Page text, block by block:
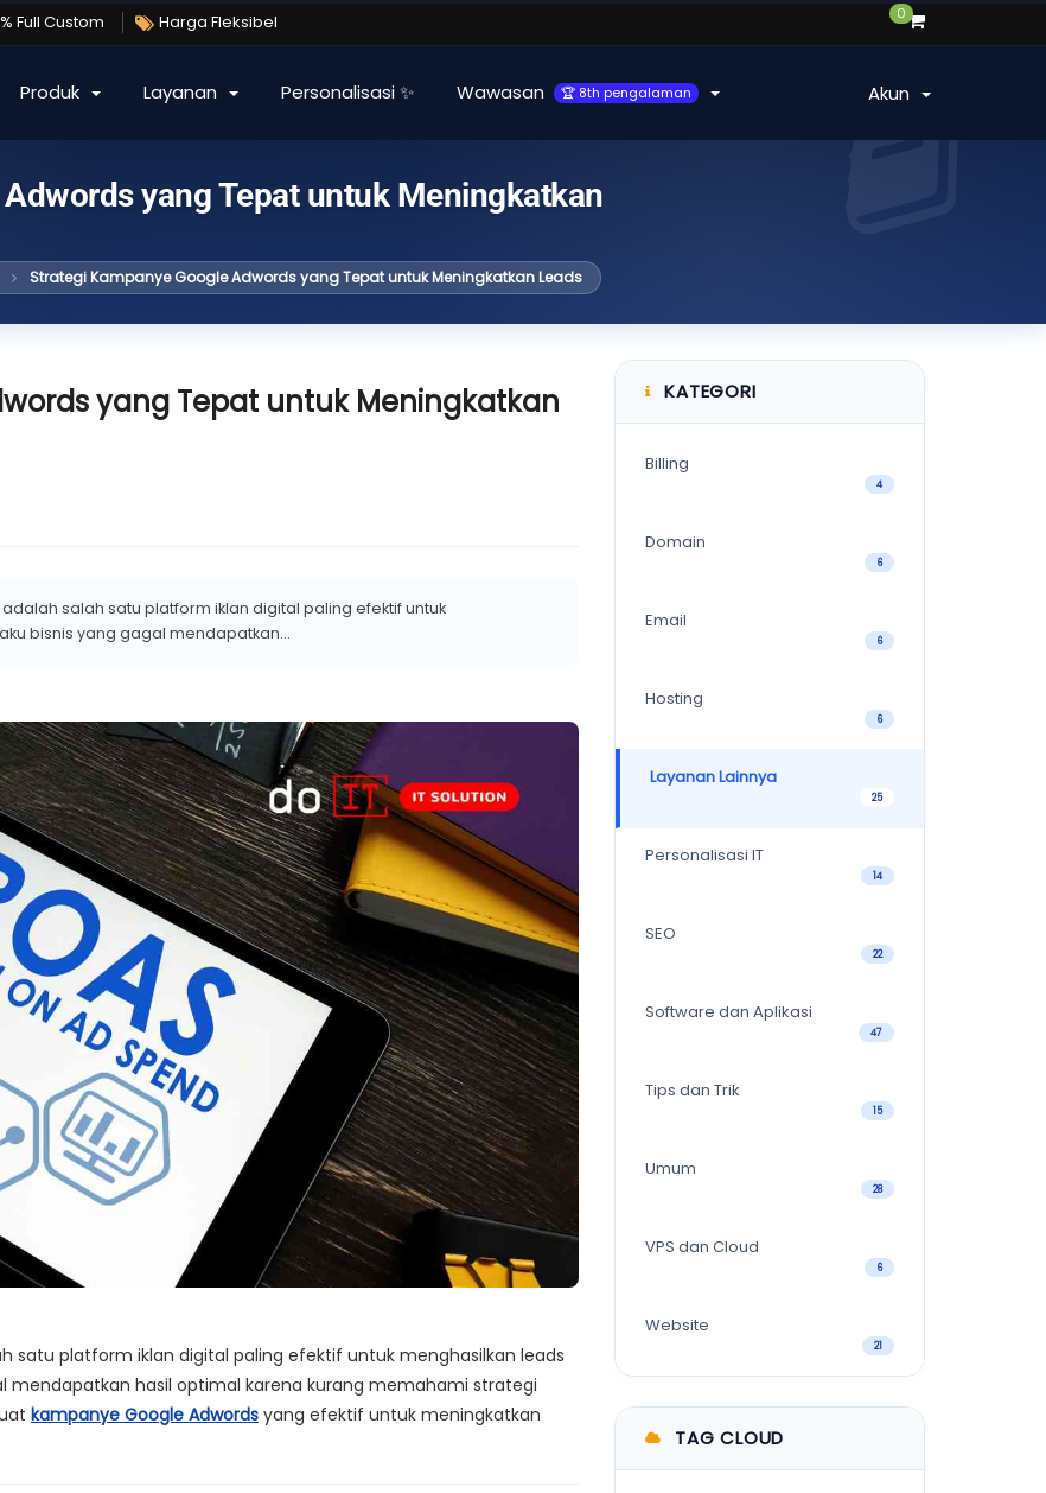
Full Custom Harga Fleksibel 0
Produk Layanan Personalisasi ✨ Wawasan 🏆 8th pengalaman Akun
yang Tepat untuk Meningkatkan
Strategi Kampanye Google Adwords yang Tepat untuk Meningkatkan Leads
KATEGORI
Billing
4
Domain
6
Email
6
Hosting
6
Layanan Lainnya
25
Personalisasi IT
14
SEO
22
Software dan Aplikasi
47
Tips dan Trik
15
Umum
28
VPS dan Cloud
6
Website
21
yang Tepat untuk Meningkatkan
salah satu platform iklan digital paling efektif untuk
bisnis yang gagal mendapatkan...
satu platform iklan digital paling efektif untuk menghasilkan leads
mendapatkan hasil optimal karena kurang memahami strategi
kampanye Google Adwords yang efektif untuk meningkatkan
TAG CLOUD